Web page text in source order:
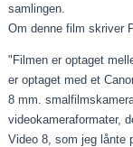
samlingen.
Om denne film skriver
"Filmen er optaget
er optaget med et
8 mm.
videokameraformater,
Video 8, som jeg lånte